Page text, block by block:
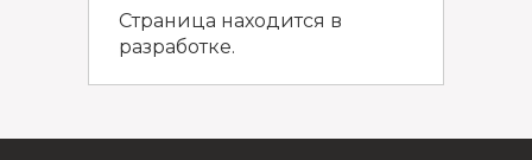
Страница находится в
разработке.